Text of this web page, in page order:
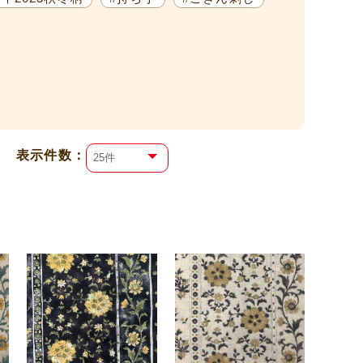
表⽰件数：